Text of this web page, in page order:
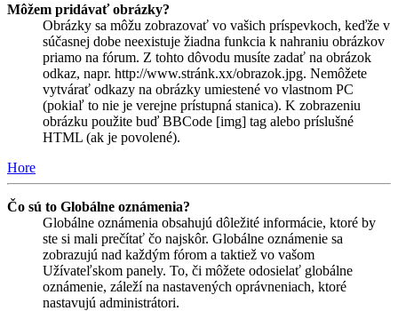
Môžem pridávať obrázky?
Obrázky sa môžu zobrazovať vo vašich príspevkoch, keďže v
súčasnej dobe neexistuje žiadna funkcia k nahraniu obrázkov
priamo na fórum. Z tohto dôvodu musíte zadať na obrázok
odkaz, napr. http://www.stránk.xx/obrazok.jpg. Nemôžete
vytvárať odkazy na obrázky umiestené vo vlastnom PC
(pokiaľ to nie je verejne prístupná stanica). K zobrazeniu
obrázku použite buď BBCode [img] tag alebo príslušné
HTML (ak je povolené).
Hore
Čo sú to Globálne oznámenia?
Globálne oznámenia obsahujú dôležité informácie, ktoré by
ste si mali prečítať čo najskôr. Globálne oznámenie sa
zobrazujú nad každým fórom a taktiež vo vašom
Užívateľskom panely. To, či môžete odosielať globálne
oznámenie, záleží na nastavených oprávneniach, ktoré
nastavujú administrátori.